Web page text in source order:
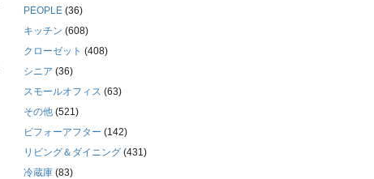
PEOPLE (36)
キッチン (608)
クローゼット (408)
シニア (36)
スモールオフィス (63)
その他 (521)
ビフォーアフター (142)
リビング＆ダイニング (431)
冷蔵庫 (83)